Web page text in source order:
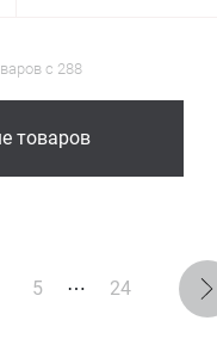
с 288
товаров
5 ⋯ 24